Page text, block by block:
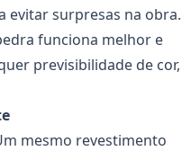
evitar surpresas na obra.
funciona melhor e
previsibilidade de cor,
mesmo revestimento